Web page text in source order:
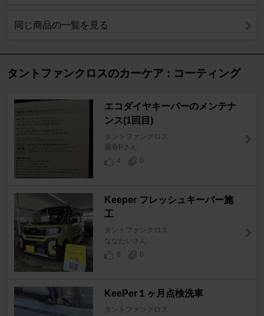
同じ商品の一覧を見る
タントファンクロスのカーケア : コーティング
エコダイヤキーパーのメンテナ
ンス(1回目)
タントファンクロス
麗香Pさん
4
0
Keeper フレッシュキーパー施
工
タントファンクロス
ななたいさん
8
0
KeePer１ヶ月点検洗車
タントファンクロス